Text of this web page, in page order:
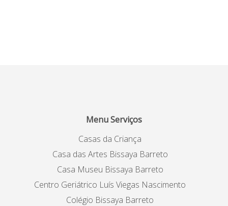
Menu Serviços
Casas da Criança
Casa das Artes Bissaya Barreto
Casa Museu Bissaya Barreto
Centro Geriátrico Luís Viegas Nascimento
Colégio Bissaya Barreto